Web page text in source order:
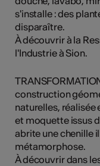
s'installe : des
disparaître.
À découvrir à la
l'Industrie à Sion.
construction
naturelles, réalisée
et moquette issus
abrite une chenille
métamorphose.
À découvrir dans